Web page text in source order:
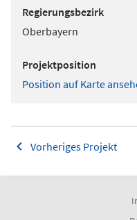
Regierungsbezirk
Oberbayern
Projektposition
Position auf Karte
Vorheriges Projekt